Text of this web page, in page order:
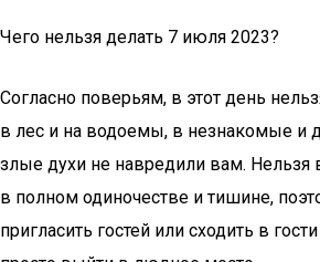
Чего нельзя делать 7 июля 2023?
Согласно поверьям, в этот день
в лес и на водоемы, в незнакомые и
злые духи не навредили вам. Нельзя
в полном одиночестве и тишине,
пригласить гостей или сходить в